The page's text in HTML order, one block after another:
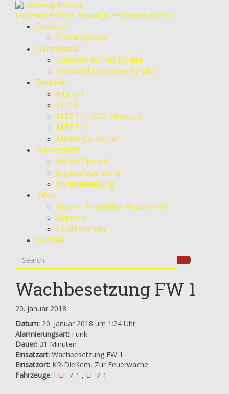
Löschzug Fischeln Freiwillige Feuerwehr Krefeld
Einsätze
Einsatzgebiet
Gerätehaus
Standort Kölner Straße
Neubau Erkelenzer Straße
Technik
HLF 7-1
LF 7-1
MTF 7-1 (SEG-Messen)
MTF 7-2
MANV-Container
Mannschaft
Aktive Einheit
Jugendfeuerwehr
Ehrenabteilung
Infos
Was ist Freiwillige Feuerwehr?
Chronik
Förderverein
Kontakt
Wachbesetzung FW 1
20. Januar 2018
Datum: 20. Januar 2018 um 1:24 Uhr
Alarmierungsart: Funk
Dauer: 31 Minuten
Einsatzart: Wachbesetzung FW 1
Einsatzort: KR-Dießem, Zur Feuerwache
Fahrzeuge: HLF 7-1 , LF 7-1